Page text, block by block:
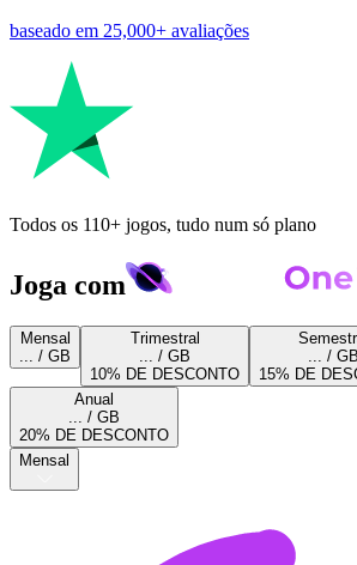
baseado em 25,000+ avaliações
Todos os 110+ jogos, tudo num só plano
Joga com
Mensal
... / GB
Trimestral
... / GB
10% DE DESCONTO
... / GB
15% DE
Anual
... / GB
20% DE DESCONTO
Mensal